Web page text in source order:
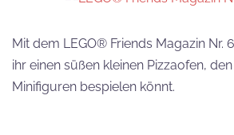
Mit dem LEGO® Friends Magazin
ihr einen süßen kleinen Pizzaofen,
Minifiguren bespielen könnt.